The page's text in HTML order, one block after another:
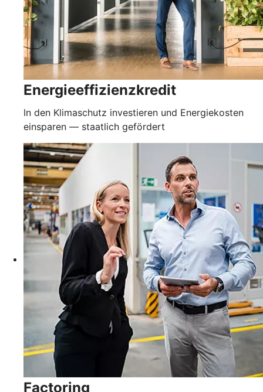
Energieeffizienzkredit
In den Klimaschutz investieren und Energiekosten
einsparen — staatlich gefördert
Factoring